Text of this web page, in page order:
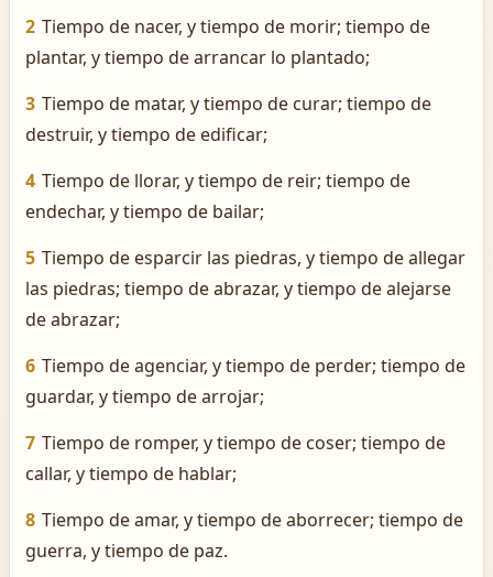
2 Tiempo de nacer, y tiempo de morir; tiempo de
plantar, y tiempo de arrancar lo plantado;
3 Tiempo de matar, y tiempo de curar; tiempo de
destruir, y tiempo de edificar;
4 Tiempo de llorar, y tiempo de reir; tiempo de
endechar, y tiempo de bailar;
5 Tiempo de esparcir las piedras, y tiempo de allegar
las piedras; tiempo de abrazar, y tiempo de alejarse
de abrazar;
6 Tiempo de agenciar, y tiempo de perder; tiempo de
guardar, y tiempo de arrojar;
7 Tiempo de romper, y tiempo de coser; tiempo de
callar, y tiempo de hablar;
8 Tiempo de amar, y tiempo de aborrecer; tiempo de
guerra, y tiempo de paz.